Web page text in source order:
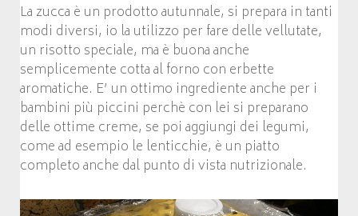
La zucca è un prodotto autunnale, si prepara in tanti
modi diversi, io la utilizzo per fare delle vellutate,
un risotto speciale, ma è buona anche
semplicemente cotta al forno con erbette
aromatiche. E’ un ottimo ingrediente anche per i
bambini più piccini perchè con lei si preparano
delle ottime creme, se poi aggiungi dei legumi,
come ad esempio le lenticchie, è un piatto
completo anche dal punto di vista nutrizionale.